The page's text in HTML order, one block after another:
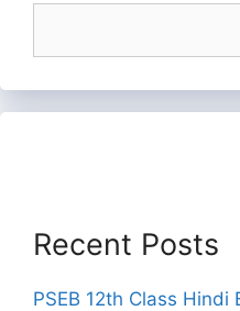
Recent Posts
PSEB 12th Class Hindi